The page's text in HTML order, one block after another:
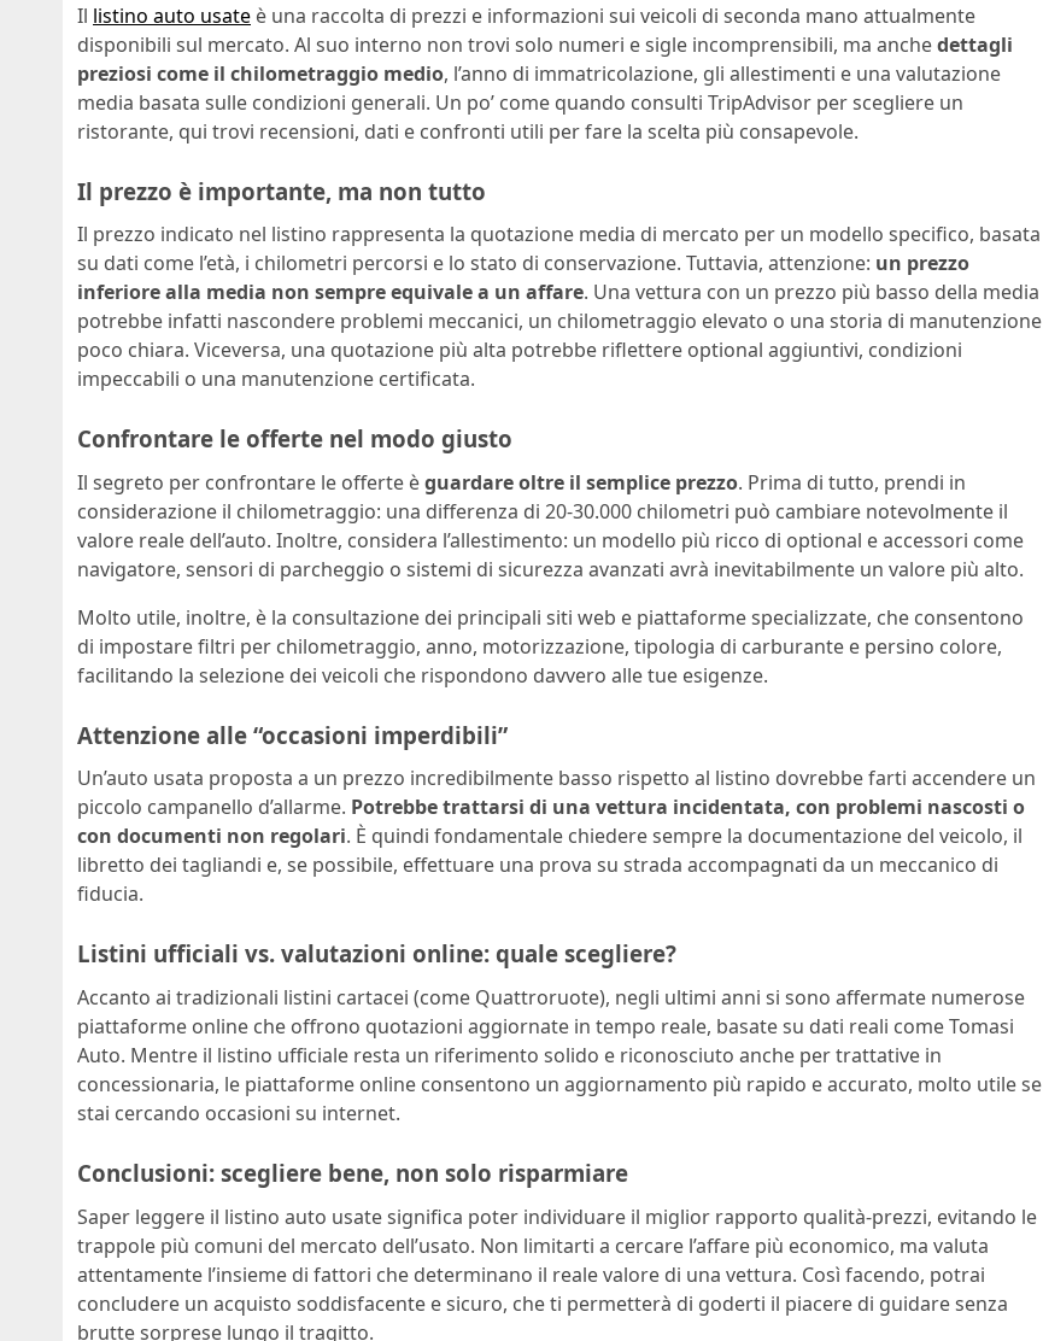
Il listino auto usate è una raccolta di prezzi e informazioni sui veicoli di seconda mano attualmente
disponibili sul mercato. Al suo interno non trovi solo numeri e sigle incomprensibili, ma anchedettagli
preziosi come il chilometraggio medio, l’anno di immatricolazione, gli allestimenti e una valutazione
media basata sulle condizioni generali. Un po’ come quando consulti TripAdvisor per scegliere un
ristorante, qui trovi recensioni, dati e confronti utili per fare la scelta più consapevole.
Il prezzo è importante, ma non tutto
Il prezzo indicato nel listino rappresenta la quotazione media di mercato per un modello specifico, basata
su dati come l’età, i chilometri percorsi e lo stato di conservazione. Tuttavia, attenzione: un prezzo
inferiore alla media non sempre equivale a un affare. Una vettura con un prezzo più basso della media
potrebbe infatti nascondere problemi meccanici, un chilometraggio elevato o una storia di manutenzione
poco chiara. Viceversa, una quotazione più alta potrebbe riflettere optional aggiuntivi, condizioni
impeccabili o una manutenzione certificata.
Confrontare le offerte nel modo giusto
Il segreto per confrontare le offerte èguardare oltre il semplice prezzo. Prima di tutto, prendi in
considerazione il chilometraggio: una differenza di 20-30.000 chilometri può cambiare notevolmente il
valore reale dell’auto. Inoltre, considera l’allestimento: un modello più ricco di optional e accessori come
navigatore, sensori di parcheggio o sistemi di sicurezza avanzati avrà inevitabilmente un valore più alto.
Molto utile, inoltre, è la consultazione dei principali siti web e piattaforme specializzate, che consentono
di impostare filtri per chilometraggio, anno, motorizzazione, tipologia di carburante e persino colore,
facilitando la selezione dei veicoli che rispondono davvero alle tue esigenze.
Attenzione alle “occasioni imperdibili”
Un’auto usata proposta a un prezzo incredibilmente basso rispetto al listino dovrebbe farti accendere un
piccolo campanello d’allarme. Potrebbe trattarsi di una vettura incidentata, con problemi nascosti o
con documenti non regolari. È quindi fondamentale chiedere sempre la documentazione del veicolo, il
libretto dei tagliandi e, se possibile, effettuare una prova su strada accompagnati da un meccanico di
fiducia.
Listini ufficiali vs. valutazioni online: quale scegliere?
Accanto ai tradizionali listini cartacei (come Quattroruote), negli ultimi anni si sono affermate numerose
piattaforme online che offrono quotazioni aggiornate in tempo reale, basate su dati reali come Tomasi
Auto. Mentre il listino ufficiale resta un riferimento solido e riconosciuto anche per trattative in
concessionaria, le piattaforme online consentono un aggiornamento più rapido e accurato, molto utile se
stai cercando occasioni su internet.
Conclusioni: scegliere bene, non solo risparmiare
Saper leggere il listino auto usate significa poter individuare il miglior rapporto qualità-prezzi, evitando le
trappole più comuni del mercato dell’usato. Non limitarti a cercare l’affare più economico, ma valuta
attentamente l’insieme di fattori che determinano il reale valore di una vettura. Così facendo, potrai
concludere un acquisto soddisfacente e sicuro, che ti permetterà di goderti il piacere di guidare senza
brutte sorprese lungo il tragitto.